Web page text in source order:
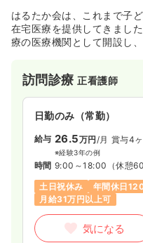
時間 8:30～17:00（休憩
日祝休み
4週8休以上
はるたか会は、これまで子
在宅医療を提供してきまし
療の医療機関として開設し
もあり、悪性腫瘍から心不
患者様がいらっしゃいます
く家族と共に過ごせるよう
東京23区を診療エリアとし
いう理念で運営しています。
訪問診療正看護師
日勤のみ（常勤）
給与 26.5万円/月 賞与4
※経験3年の例
時間 9:00～18:00 （休憩
土日祝休み
年間休日
月給31万円以上可
気になる